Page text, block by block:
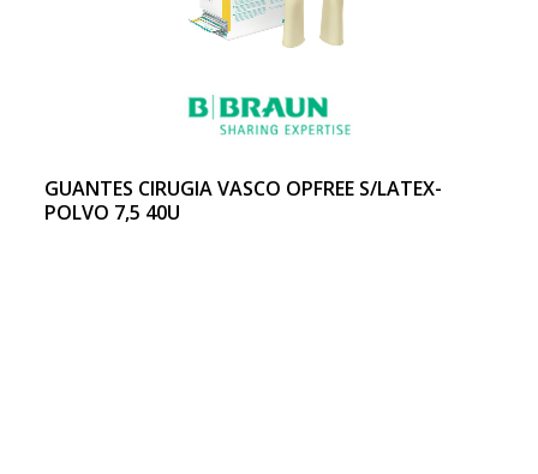
GUANTES CIRUGIA VASCO OPFREE S/LATEX-
POLVO 7,5 40U